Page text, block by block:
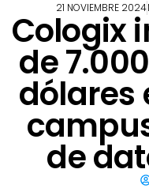
21 NOVIEMBRE 2024
Cologix
de
dólares
de